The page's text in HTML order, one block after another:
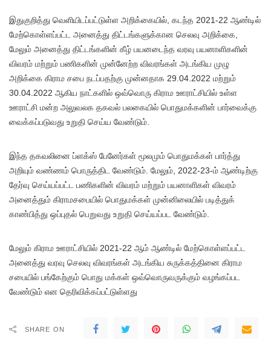
இதுகுறித்து வெளியிடப்பட்டுள்ள அறிக்கையில், கடந்த 2021-22 ஆண்டில்
மேற்கொள்ளப்பட்ட அனைத்து திட்டங்களுக்கான செலவு அறிக்கை,
மேலும் அனைத்து திட்டங்களின் கீழ் பயனடைந்த வரவு பயனாளிகளின்
விவரம் மற்றும் பணிகளின் முன்னேற்ற விவரங்கள் அடங்கிய முழு
அறிக்கை கிராம சபை நடப்பதற்கு முன்னதாக 29.04.2022 மற்றும்
30.04.2022 ஆகிய நாட்களில் ஒவ்வொரு கிராம ஊராட்சியில் உள்ள
ஊராட்சி மன்ற அலுவலக தகவல் பலகையில் பொதுமக்களின் பார்வைக்கு
வைக்கப்படுவது உறுதி செய்ய வேண்டும்.
இந்த தகவலினை ப்ளக்ஸ் பேனேர்கள் மூலமும் பொதுமக்கள் பார்த்து
அறியும் வண்ணம் பொருத்திட வேண்டும். மேலும், 2022-23-ம் ஆண்டிற்கு
தேர்வு செய்யப்பட்ட பணிகளின் விவரம் மற்றும் பயனாளிகள் விவரம்
அனைத்தும் கிராமசபையில் பொதுமக்கள் முன்னிலையில் படித்துக்
காண்பித்து ஒப்புதல் பெறுவது உறுதி செய்யப்பட வேண்டும்.
மேலும் கிராம ஊராட்சியில் 2021-22 ஆம் ஆண்டில் மேற்கொள்ளப்பட்ட
அனைத்து வரவு செலவு விவரங்கள் அடங்கிய சுருக்கத்தினை கிராம
சபையில் பங்கேற்கும் பொது மக்கள் ஒவ்வொருவருக்கும் வழங்கப்பட
வேண்டும் என தெரிவிக்கப்பட்டுள்ளது
SHARE ON